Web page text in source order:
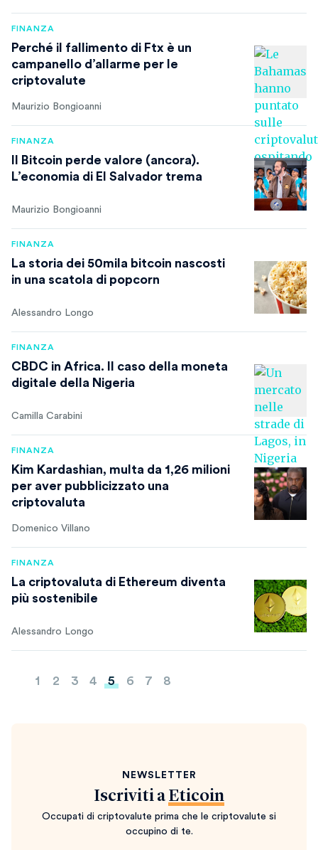
FINANZA
Perché il fallimento di Ftx è un
campanello d’allarme per le
criptovalute
Maurizio Bongioanni
FINANZA
Il Bitcoin perde valore (ancora).
L’economia di El Salvador trema
Maurizio Bongioanni
FINANZA
La storia dei 50mila bitcoin nascosti
in una scatola di popcorn
Alessandro Longo
FINANZA
CBDC in Africa. Il caso della moneta
digitale della Nigeria
Camilla Carabini
FINANZA
Kim Kardashian, multa da 1,26 milioni
per aver pubblicizzato una
criptovaluta
Domenico Villano
FINANZA
La criptovaluta di Ethereum diventa
più sostenibile
Alessandro Longo
Paginazione
1 2 3 4 5 6 7 8
NEWSLETTER
Iscriviti a Eticoin
Occupati di criptovalute prima che le criptovalute si
occupino di te.